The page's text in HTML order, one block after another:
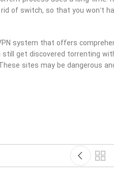
of switch, so that you won’t
system that offers
get discovered torrenting
sites may be dangerous